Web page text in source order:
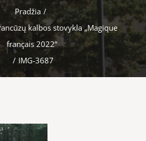
Pradžia /
kalbos stovykla „Magique
français 2022“
/ IMG-3687